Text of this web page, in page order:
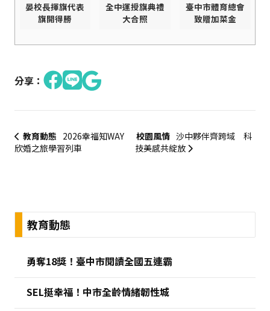
晏校長揮旗代表
旗開得勝
全中運授旗典禮
大合照
臺中市體育總會
致贈加菜金
分享：
教育動態 2026幸福知WAY
欣婚之旅學習列車
校園風情 沙中夥伴齊跨域 科
技美感共綻放
:::教育動態
勇奪18獎！臺中市閱讀全國五連霸
SEL挺幸福！中市全齡情緒韌性城